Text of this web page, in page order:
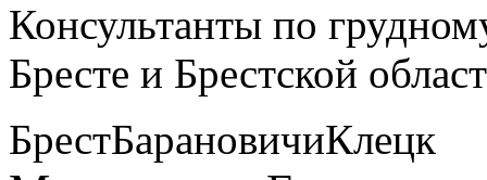
Консультанты по
Бресте и Брестской
БрестБарановичиКлецк